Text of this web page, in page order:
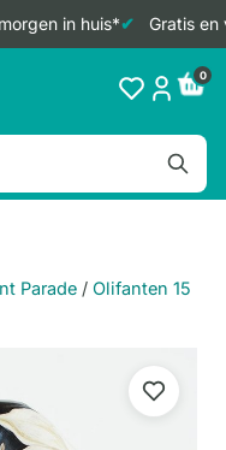
in huis* Gratis en
0
Parade / Olifanten 15